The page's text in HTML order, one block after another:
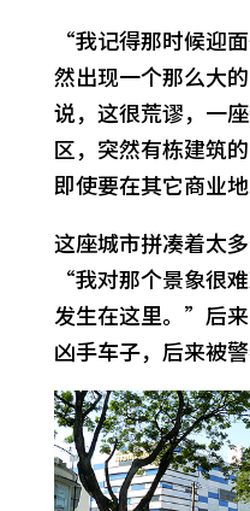
“我记得那时候迎
然出现一个那么大
说，这很荒谬，一
区，突然有栋建筑
即使要在其它商业地
这座城市拼凑着太
“我对那个景象很
发生在这里。”后
凶手车子，后来被警